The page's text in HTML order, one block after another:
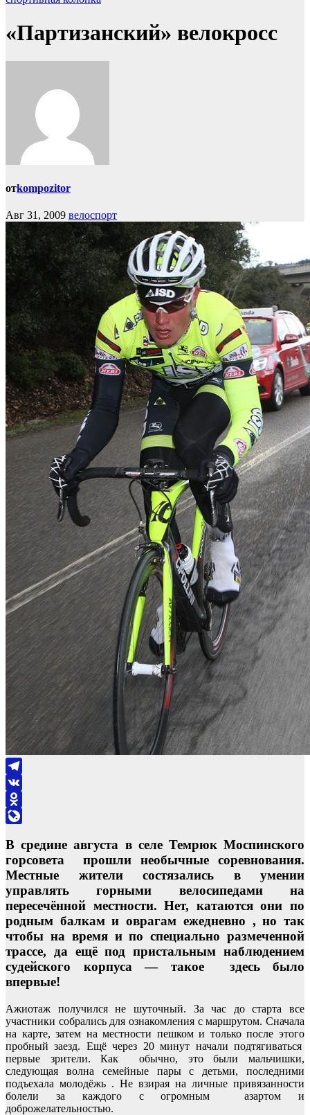
«Партизанский» велокросс
отkompozitor
Авг 31, 2009 велоспорт
Telegram
VK
Odnoklassniki
В средине августа в селе Темрюк Моспинского
горсовета прошли необычные соревнования.
Местные жители состязались в умении
управлять горными велосипедами на
пересечённой местности. Нет, катаются они по
родным балкам и оврагам ежедневно , но так
чтобы на время и по специально размеченной
трассе, да ещё под пристальным наблюдением
судейского корпуса — такое здесь было
впервые!
Ажиотаж получился не шуточный. За час до старта все
участники собрались для ознакомления с маршрутом. Сначала
на карте, затем на местности пешком и только после этого
пробный заезд. Ещё через 20 минут начали подтягиваться
первые зрители. Как обычно, это были мальчишки,
следующая волна семейные пары с детьми, последними
подъехала молодёжь . Не взирая на личные привязанности
болели за каждого с огромным азартом и
доброжелательностью.